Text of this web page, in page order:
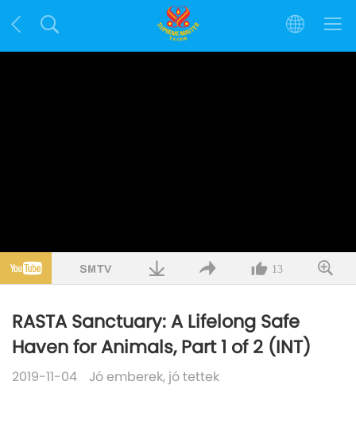
13
RASTA Sanctuary: A Lifelong Safe
Haven for Animals, Part 1 of 2 (INT)
2019-11-04 Jó emberek, jó tettek